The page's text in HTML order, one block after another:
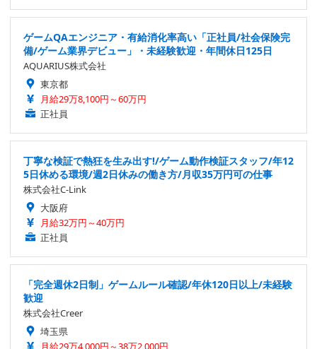
ゲームQAエンジニア・有給消化率高い「正社員/社会保険完
備/ゲーム業界デビュー」・未経験歓迎・年間休日125日
AQUARIUS株式会社
東京都
月給29万8,100円～60万円
正社員
丁寧な検証で熱狂を生み出す!/ゲーム動作検証スタッフ/年12
5日休める環境/週2日休みの働き方/月収35万円可の仕事
株式会社C-Link
大阪府
月給32万円～40万円
正社員
「完全週休2日制」ゲームルール確認/年休120日以上/未経験
歓迎
株式会社Creer
埼玉県
月給29万4,000円～38万2,000円